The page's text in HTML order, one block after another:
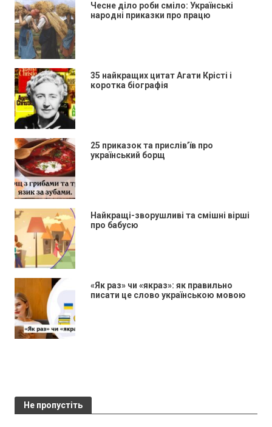
Чесне діло роби сміло: Українські
народні приказки про працю
35 найкращих цитат Агати Крісті і
коротка біографія
25 приказок та прислів’їв про
український борщ
Найкращі-зворушливі та смішні вірші
про бабусю
«Як раз» чи «якраз»: як правильно
писати це слово українською мовою
Не пропустіть